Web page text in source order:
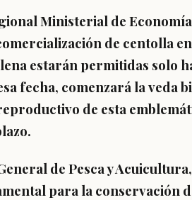
Ministerial de
de centolla
estarán permitidas solo
fecha, comenzará la veda
de esta
de Pesca y Acuicultura
para la conservación